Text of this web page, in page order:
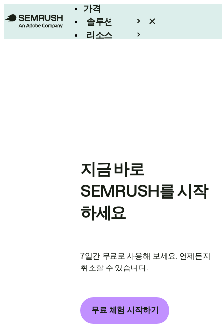
가격
솔루션
리소스
지금 바로
SEMRUSH를 시작
하세요
7일간 무료로 사용해 보세요. 언제든지
취소할 수 있습니다.
무료 체험 시작하기